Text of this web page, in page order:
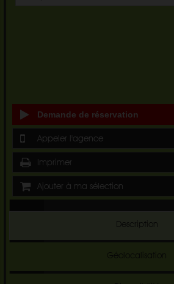
Demande de réservation
Appeler l'agence
Imprimer
Ajouter à ma sélection
Description